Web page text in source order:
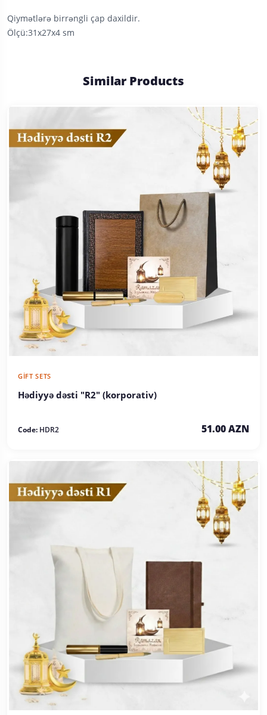
Qiymətlərə birrəngli çap daxildir.
Ölçü:31x27x4 sm
Similar Products
GIFT SETS
Hədiyyə dəsti "R2" (korporativ)
Code: HDR2 51.00 AZN